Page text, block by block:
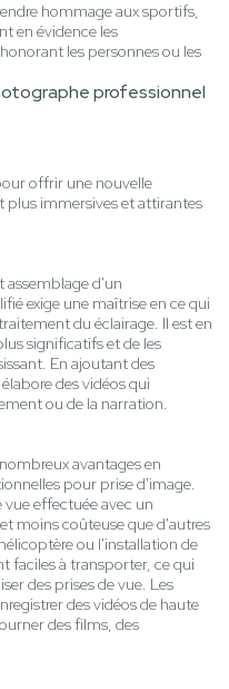
hommage aux sportifs,
en évidence les
les personnes ou les
professionnel
offrir une nouvelle
plus immersives et attirantes
assemblage d'un
exige une maîtrise en ce qui
du éclairage. Il est en
significatifs et de les
En ajoutant des
des vidéos qui
ou de la narration.
avantages en
pour prise d'image.
vue effectuée avec un
moins coûteuse que d'autres
ou l'installation de
faciles à transporter, ce qui
des prises de vue. Les
des vidéos de haute
des films, des